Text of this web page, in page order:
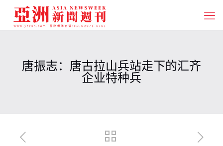
唐振志：唐古拉山兵站走下的汇齐
企业特种兵